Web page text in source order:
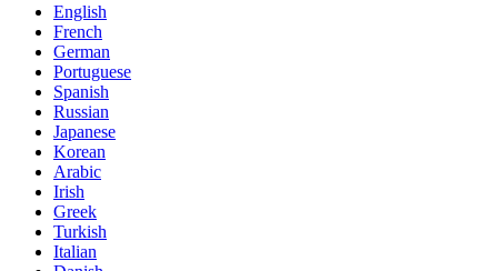
English
French
German
Portuguese
Spanish
Russian
Japanese
Korean
Arabic
Irish
Greek
Turkish
Italian